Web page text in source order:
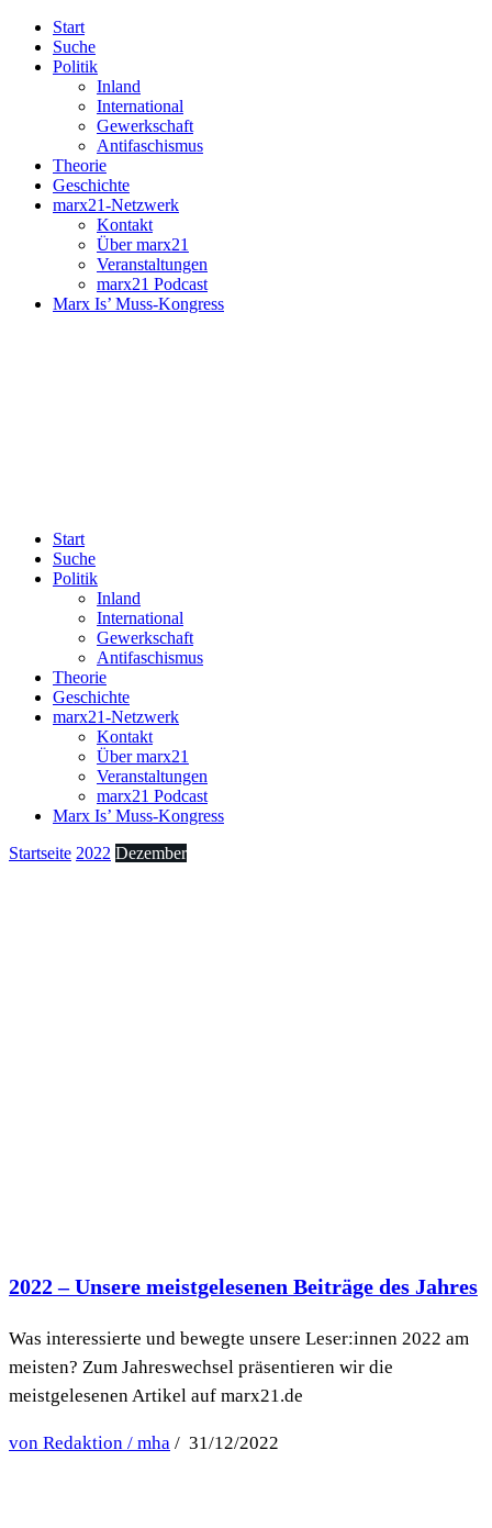
Start
Suche
Politik
Inland
International
Gewerkschaft
Antifaschismus
Theorie
Geschichte
marx21-Netzwerk
Kontakt
Über marx21
Veranstaltungen
marx21 Podcast
Marx Is’ Muss-Kongress
Start
Suche
Politik
Inland
International
Gewerkschaft
Antifaschismus
Theorie
Geschichte
marx21-Netzwerk
Kontakt
Über marx21
Veranstaltungen
marx21 Podcast
Marx Is’ Muss-Kongress
Startseite 2022 Dezember
2022 – Unsere meistgelesenen Beiträge des Jahres
Was interessierte und bewegte unsere Leser:innen 2022 am
meisten? Zum Jahreswechsel präsentieren wir die
meistgelesenen Artikel auf marx21.de
von Redaktion / mha / 31/12/2022